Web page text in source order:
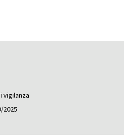
vigilanza
2025